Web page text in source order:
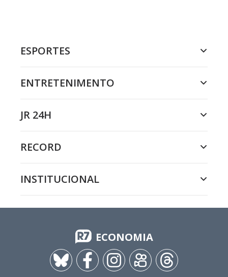
ESPORTES
ENTRETENIMENTO
JR 24H
RECORD
INSTITUCIONAL
ECONOMIA